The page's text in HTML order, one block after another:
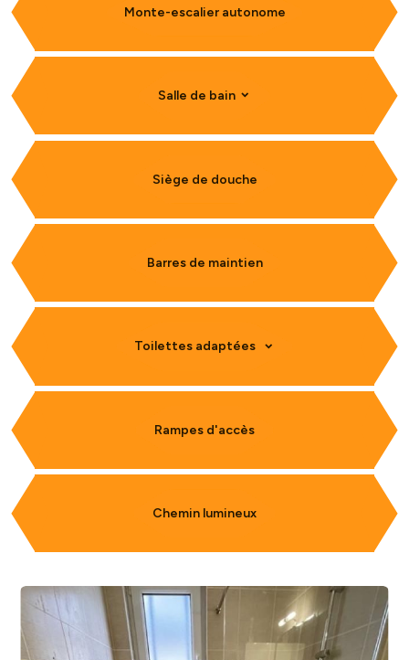
Monte-escalier autonome
Salle de bain
Siège de douche
Barres de maintien
Toilettes adaptées
Rampes d'accès
Chemin lumineux